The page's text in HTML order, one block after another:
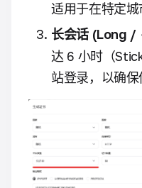
适用于在特定城
长会话 (Long /
达 6 小时（
站登录，以确保